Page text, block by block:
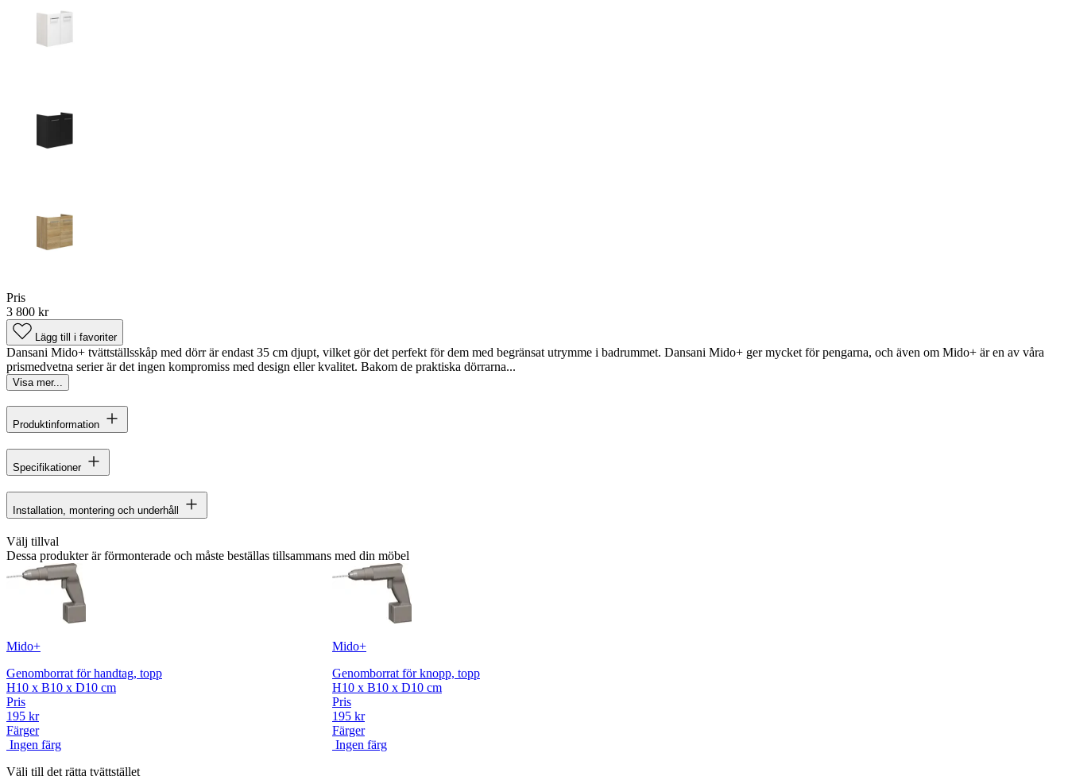
Pris
3 800 kr
Lägg till i favoriter
Dansani Mido+ tvättställsskåp med dörr är endast 35 cm djupt, vilket gör det perfekt för dem med begränsat utrymme i badrummet. Dansani Mido+ ger mycket för pengarna, och även om Mido+ är en av våra
prismedvetna serier är det ingen kompromiss med design eller kvalitet. Bakom de praktiska dörrarna...
Visa mer...
Produktinformation
Specifikationer
Installation, montering och underhåll
Välj tillval
Dessa produkter är förmonterade och måste beställas tillsammans med din möbel
Mido+
Genomborrat för handtag, topp
H10 x B10 x D10 cm
Pris
195 kr
Färger
Ingen färg
Mido+
Genomborrat för knopp, topp
H10 x B10 x D10 cm
Pris
195 kr
Färger
Ingen färg
Välj till det rätta tvättstället